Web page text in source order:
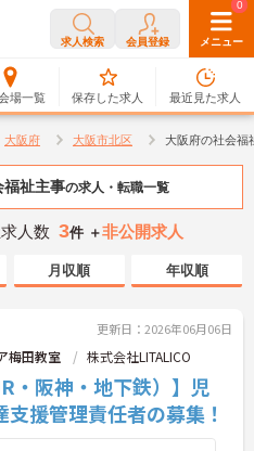
求人検索 会員登録 メニュー
場一覧
0
保存した求人
0
最近見た求人
大阪府 大阪市北区 大阪府の社会福
福祉主事の求人・転職一覧
人数 3件 ＋非公開求人
月収順 年収順
更新日：2026年06月06日
梅田教室 株式会社LITALICO
・阪神・地下鉄）】児
援管理責任者の募集！